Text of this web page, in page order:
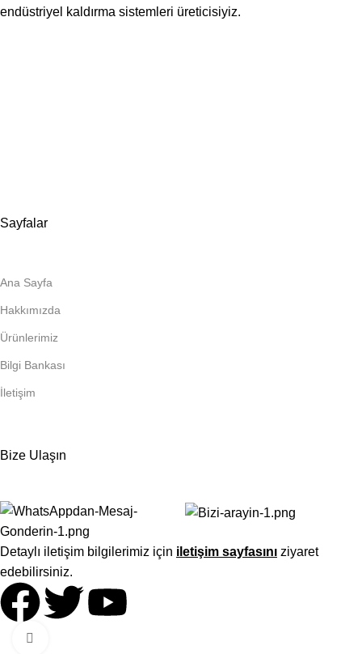
endüstriyel kaldırma sistemleri üreticisiyiz.
Sayfalar
Ana Sayfa
Hakkımızda
Ürünlerimiz
Bilgi Bankası
İletişim
Bize Ulaşın
Detaylı iletişim bilgilerimiz için iletişim sayfasını ziyaret
edebilirsiniz.